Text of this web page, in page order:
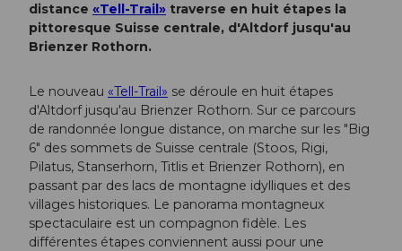
distance «Tell-Trail» traverse en huit étapes la
pittoresque Suisse centrale, d'Altdorf jusqu'au
Brienzer Rothorn.
Le nouveau «Tell-Trail» se déroule en huit étapes
d'Altdorf jusqu'au Brienzer Rothorn. Sur ce parcours
de randonnée longue distance, on marche sur les "Big
6" des sommets de Suisse centrale (Stoos, Rigi,
Pilatus, Stanserhorn, Titlis et Brienzer Rothorn), en
passant par des lacs de montagne idylliques et des
villages historiques. Le panorama montagneux
spectaculaire est un compagnon fidèle. Les
différentes étapes conviennent aussi pour une